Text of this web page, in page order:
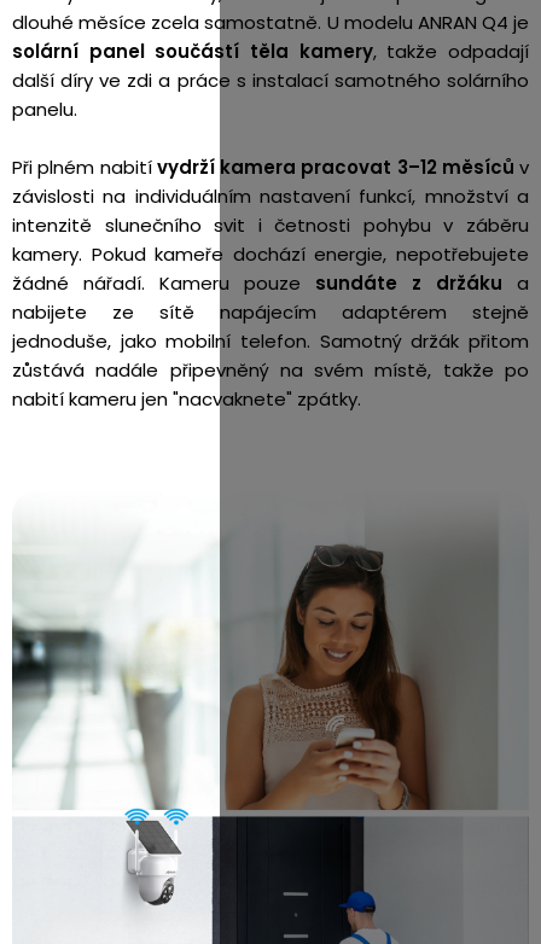
dlouhé měsíce zcela samostatně. U modelu ANRAN Q4 je
solární panel součástí těla kamery, takže odpadají
další díry ve zdi a práce s instalací samotného solárního
panelu.
Při plném nabitívydrží kamera pracovat 3–12 měsíců v
závislosti na individuálním nastavení funkcí, množství a
intenzitě slunečního svit i četnosti pohybu v záběru
kamery. Pokud kameře dochází energie, nepotřebujete
žádné nářadí. Kameru pouze sundáte z držáku a
nabijete ze sítě napájecím adaptérem stejně
jednoduše, jako mobilní telefon. Samotný držák přitom
zůstává nadále připevněný na svém místě, takže po
nabití kameru jen "nacvaknete" zpátky.